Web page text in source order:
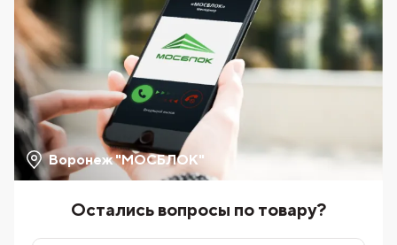
Воронеж "МОСБЛОК"
Остались вопросы по товару?